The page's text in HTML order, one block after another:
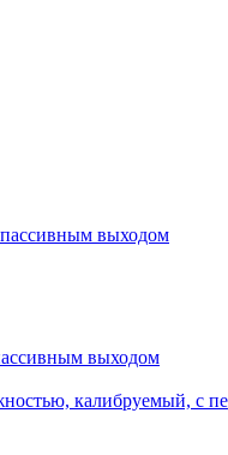
выходом
выходом
калибруемый, с